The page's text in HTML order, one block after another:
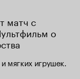
матч с
о
мягких игрушек.